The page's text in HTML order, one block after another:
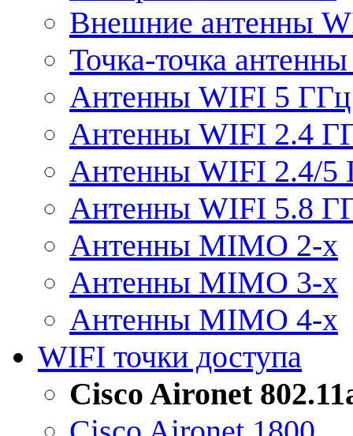
Внешние антенны
Точка-точка
Антенны WIFI 5 ГГц
Антенны WIFI 2.4
Антенны WIFI 2.4/5
Антенны WIFI 5.8
Антенны MIMO 2-x
Антенны MIMO 3-x
Антенны MIMO 4-x
WIFI точки доступа
Cisco Aironet